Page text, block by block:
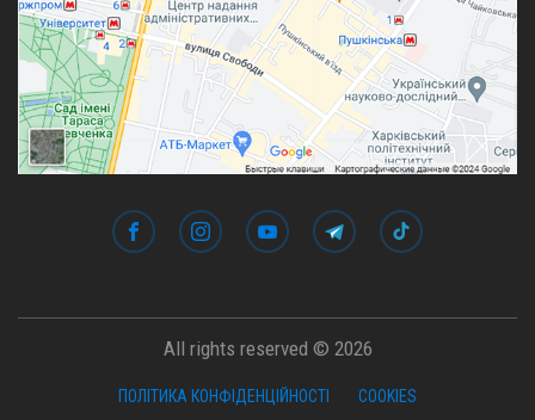
All rights reserved © 2026
ПОЛІТИКА КОНФІДЕНЦІЙНОСТІ COOKIES